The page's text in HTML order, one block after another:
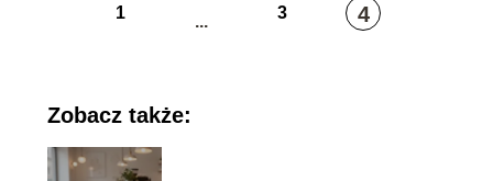
1 ... 3 4
Zobacz także: